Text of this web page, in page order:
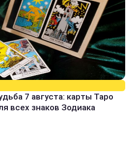
7 августа: карты Таро
всех знаков Зодиака